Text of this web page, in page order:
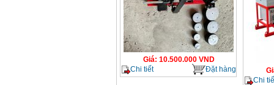
Giá: 10.500.000 VND
Chi tiết
Đặt hàng
Chi